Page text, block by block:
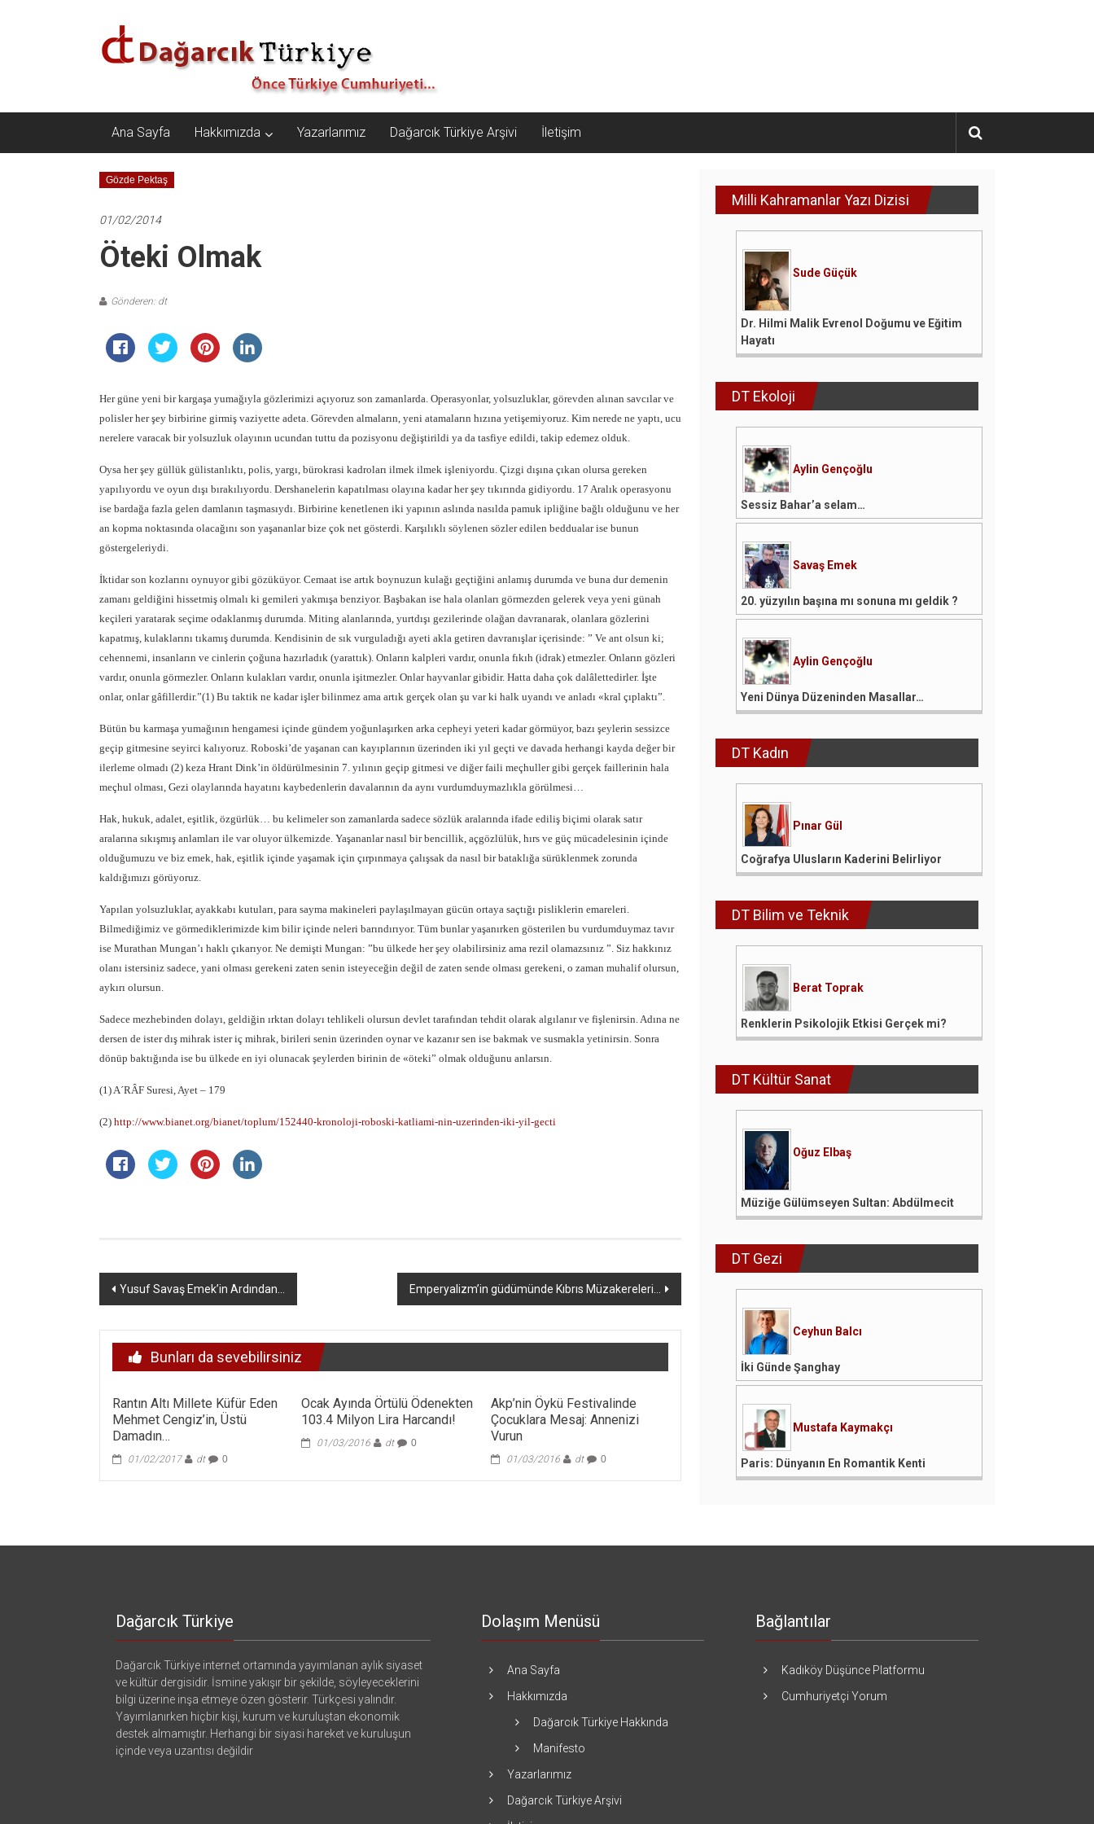
Dağarcık
Türkiye
Türkiye
Cumhuriyeti…
Ana Sayfa Hakkımızda Yazarlarımız Dağarcık Türkiye Arşivi İletişim
Gözde Pektaş
01/02/2014
Öteki Olmak
Gönderen: dt
Her güne yeni bir kargaşa yumağıyla gözlerimizi açıyoruz son zamanlarda. Operasyonlar, yolsuzluklar, görevden alınan savcılar ve
polisler her şey birbirine girmiş vaziyette adeta. Görevden almaların, yeni atamaların hızına yetişemiyoruz. Kim nerede ne yaptı, ucu
nerelere varacak bir yolsuzluk olayının ucundan tuttu da pozisyonu değiştirildi ya da tasfiye edildi, takip edemez olduk.
Oysa her şey güllük gülistanlıktı, polis, yargı, bürokrasi kadroları ilmek ilmek işleniyordu. Çizgi dışına çıkan olursa gereken
yapılıyordu ve oyun dışı bırakılıyordu. Dershanelerin kapatılması olayına kadar her şey tıkırında gidiyordu. 17 Aralık operasyonu
ise bardağa fazla gelen damlanın taşmasıydı. Birbirine kenetlenen iki yapının aslında nasılda pamuk ipliğine bağlı olduğunu ve her
an kopma noktasında olacağını son yaşananlar bize çok net gösterdi. Karşılıklı söylenen sözler edilen beddualar ise bunun
göstergeleriydi.
İktidar son kozlarını oynuyor gibi gözüküyor. Cemaat ise artık boynuzun kulağı geçtiğini anlamış durumda ve buna dur demenin
zamanı geldiğini hissetmiş olmalı ki gemileri yakmışa benziyor. Başbakan ise hala olanları görmezden gelerek veya yeni günah
keçileri yaratarak seçime odaklanmış durumda. Miting alanlarında, yurtdışı gezilerinde olağan davranarak, olanlara gözlerini
kapatmış, kulaklarını tıkamış durumda. Kendisinin de sık vurguladığı ayeti akla getiren davranışlar içerisinde: ” Ve ant olsun ki;
cehennemi, insanların ve cinlerin çoğuna hazırladık (yarattık). Onların kalpleri vardır, onunla fıkıh (idrak) etmezler. Onların gözleri
vardır, onunla görmezler. Onların kulakları vardır, onunla işitmezler. Onlar hayvanlar gibidir. Hatta daha çok dalâlettedirler. İşte
onlar, onlar gâfillerdir.”(1) Bu taktik ne kadar işler bilinmez ama artık gerçek olan şu var ki halk uyandı ve anladı «kral çıplaktı”.
Bütün bu karmaşa yumağının hengamesi içinde gündem yoğunlaşırken arka cepheyi yeteri kadar görmüyor, bazı şeylerin sessizce
geçip gitmesine seyirci kalıyoruz. Roboski’de yaşanan can kayıplarının üzerinden iki yıl geçti ve davada herhangi kayda değer bir
ilerleme olmadı (2) keza Hrant Dink’in öldürülmesinin 7. yılının geçip gitmesi ve diğer faili meçhuller gibi gerçek faillerinin hala
meçhul olması, Gezi olaylarında hayatını kaybedenlerin davalarının da aynı vurdumduymazlıkla görülmesi…
Hak, hukuk, adalet, eşitlik, özgürlük… bu kelimeler son zamanlarda sadece sözlük aralarında ifade ediliş biçimi olarak satır
aralarına sıkışmış anlamları ile var oluyor ülkemizde. Yaşananlar nasıl bir bencillik, açgözlülük, hırs ve güç mücadelesinin içinde
olduğumuzu ve biz emek, hak, eşitlik içinde yaşamak için çırpınmaya çalışsak da nasıl bir bataklığa sürüklenmek zorunda
kaldığımızı görüyoruz.
Yapılan yolsuzluklar, ayakkabı kutuları, para sayma makineleri paylaşılmayan gücün ortaya saçtığı pisliklerin emareleri.
Bilmediğimiz ve görmediklerimizde kim bilir içinde neleri barındırıyor. Tüm bunlar yaşanırken gösterilen bu vurdumduymaz tavır
ise Murathan Mungan’ı haklı çıkarıyor. Ne demişti Mungan: ”bu ülkede her şey olabilirsiniz ama rezil olamazsınız ”. Siz hakkınız
olanı istersiniz sadece, yani olması gerekeni zaten senin isteyeceğin değil de zaten sende olması gerekeni, o zaman muhalif olursun,
aykırı olursun.
Sadece mezhebinden dolayı, geldiğin ırktan dolayı tehlikeli olursun devlet tarafından tehdit olarak algılanır ve fişlenirsin. Adına ne
dersen de ister dış mihrak ister iç mihrak, birileri senin üzerinden oynar ve kazanır sen ise bakmak ve susmakla yetinirsin. Sonra
dönüp baktığında ise bu ülkede en iyi olunacak şeylerden birinin de «öteki” olmak olduğunu anlarsın.
(1) A´RÂF Suresi, Ayet – 179
(2) http://www.bianet.org/bianet/toplum/152440-kronoloji-roboski-katliami-nin-uzerinden-iki-yil-gecti
Yazı
Yusuf Savaş Emek’in Ardından… Emperyalizm’in güdümünde Kıbrıs Müzakereleri…
Bunları da sevebilirsiniz
Rantın Altı Millete Küfür Eden
Mehmet Cengiz’in, Üstü
Damadın…
01/02/2017 dt 0
Ocak Ayında Örtülü Ödenekten
103.4 Milyon Lira Harcandı!
01/03/2016 dt 0
Akp’nin Öykü Festivalinde
Çocuklara Mesaj: Annenizi
Vurun
01/03/2016 dt 0
Milli Kahramanlar Yazı Dizisi
Sude Güçük
Dr. Hilmi Malik Evrenol Doğumu ve Eğitim
Hayatı
DT Ekoloji
Aylin Gençoğlu
Sessiz Bahar’a selam…
Savaş Emek
20. yüzyılın başına mı sonuna mı geldik ?
Aylin Gençoğlu
Yeni Dünya Düzeninden Masallar…
DT Kadın
Pınar Gül
Coğrafya Ulusların Kaderini Belirliyor
DT Bilim ve Teknik
Berat Toprak
Renklerin Psikolojik Etkisi Gerçek mi?
DT Kültür Sanat
Oğuz Elbaş
Müziğe Gülümseyen Sultan: Abdülmecit
DT Gezi
Ceyhun Balcı
İki Günde Şanghay
Mustafa Kaymakçı
Paris: Dünyanın En Romantik Kenti
Dağarcık Türkiye
Dağarcık Türkiye internet ortamında yayımlanan aylık siyaset
ve kültür dergisidir. İsmine yakışır bir şekilde, söyleyeceklerini
bilgi üzerine inşa etmeye özen gösterir. Türkçesi yalındır.
Yayımlanırken hiçbir kişi, kurum ve kuruluştan ekonomik
destek almamıştır. Herhangi bir siyasi hareket ve kuruluşun
içinde veya uzantısı değildir
Dolaşım Menüsü
Ana Sayfa
Hakkımızda
Dağarcık Türkiye Hakkında
Manifesto
Yazarlarımız
Dağarcık Türkiye Arşivi
Bağlantılar
Kadıköy Düşünce Platformu
Cumhuriyetçi Yorum